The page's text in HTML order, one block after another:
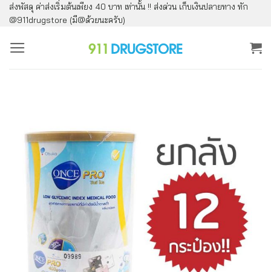
ข้าม
ไป
ยัง
ส่งพัสดุ ค่าส่งเริ่มต้นเพียง 40 บาท เท่านั้น !! ส่งด่วน เก็บเงินปลายทาง ทัก
@911drugstore (มี@ด้วยนะครับ)